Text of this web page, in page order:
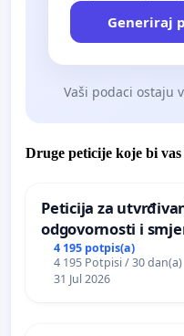
Generiraj
Vaši podaci ostaju
Druge peticije koje bi
Peticija za
odgovornosti i
odgovornih za
Zoološkom vrtu
4 195 potpis(a)
4 195 Potpisi / 30 dan(a)
31 Jul 2026